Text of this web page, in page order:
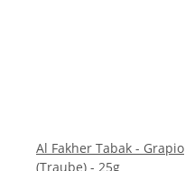
Al Fakher Tabak - Grapio
(Traube) - 25g